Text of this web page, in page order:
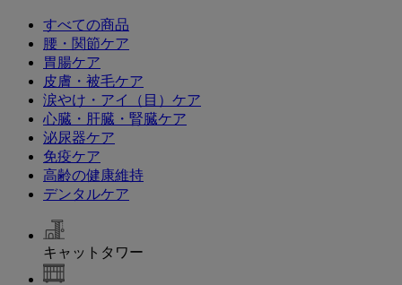
すべての商品
腰・関節ケア
胃腸ケア
皮膚・被毛ケア
涙やけ・アイ（目）ケア
心臓・肝臓・腎臓ケア
泌尿器ケア
免疫ケア
高齢の健康維持
デンタルケア
キャットタワー